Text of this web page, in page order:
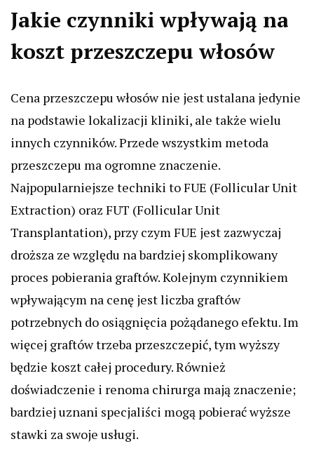
Jakie czynniki wpływają na
koszt przeszczepu włosów
Cena przeszczepu włosów nie jest ustalana jedynie
na podstawie lokalizacji kliniki, ale także wielu
innych czynników. Przede wszystkim metoda
przeszczepu ma ogromne znaczenie.
Najpopularniejsze techniki to FUE (Follicular Unit
Extraction) oraz FUT (Follicular Unit
Transplantation), przy czym FUE jest zazwyczaj
droższa ze względu na bardziej skomplikowany
proces pobierania graftów. Kolejnym czynnikiem
wpływającym na cenę jest liczba graftów
potrzebnych do osiągnięcia pożądanego efektu. Im
więcej graftów trzeba przeszczepić, tym wyższy
będzie koszt całej procedury. Również
doświadczenie i renoma chirurga mają znaczenie;
bardziej uznani specjaliści mogą pobierać wyższe
stawki za swoje usługi.